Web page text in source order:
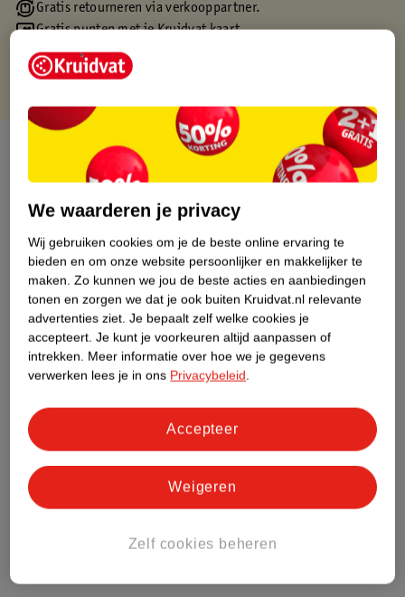
Gratis retourneren via verkooppartner.
Gratis punten met je Kruidvat kaart
Over dit product
Nature Impact Score
Dit product heeft (nog) geen Nature
Impact Score.
Meer informatie
Bestel & Bezorginformatie
Bekijk ook
Alle Kinderwagenaccessoires
Hoe controleren wij de reviews?
We waarderen je privacy
Wij gebruiken cookies om je de beste online ervaring te
bieden en om onze website persoonlijker en makkelijker te
maken. Zo kunnen we jou de beste acties en aanbiedingen
tonen en zorgen we dat je ook buiten Kruidvat.nl relevante
advertenties ziet. Je bepaalt zelf welke cookies je
accepteert. Je kunt je voorkeuren altijd aanpassen of
intrekken. Meer informatie over hoe we je gegevens
verwerken lees je in ons Privacybeleid.
Zelf cookies beheren
Weigeren
Accepteer